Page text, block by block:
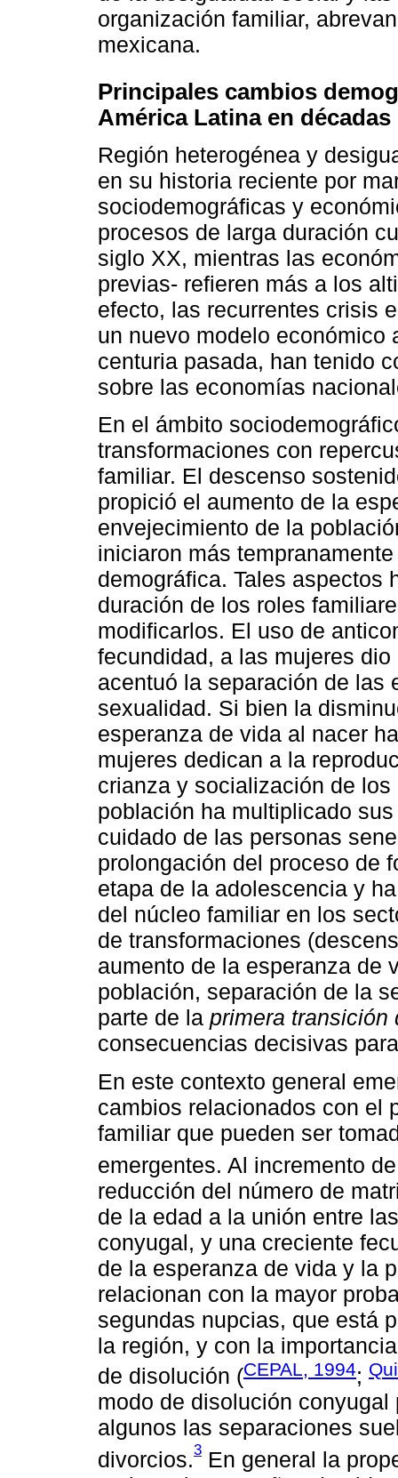
organización familiar,
mexicana.
Principales cambios
América Latina en
Región heterogénea y
en su historia reciente por
sociodemográficas y
procesos de larga duración
siglo XX, mientras las
previas- refieren más a los
efecto, las recurrentes crisis
un nuevo modelo económico
centuria pasada, han tenido
sobre las economías
En el ámbito
transformaciones con
familiar. El descenso
propició el aumento de la
envejecimiento de la
iniciaron más
demográfica. Tales aspectos
duración de los roles
modificarlos. El uso de
fecundidad, a las mujeres
acentuó la separación de las
sexualidad. Si bien la
esperanza de vida al nacer
mujeres dedican a la
crianza y socialización de
población ha multiplicado
cuidado de las personas
prolongación del proceso de
etapa de la adolescencia y
del núcleo familiar en los
de transformaciones
aumento de la esperanza de
población, separación de la
parte de la primera transición
consecuencias decisivas
En este contexto general
cambios relacionados con el
familiar que pueden ser
emergentes. Al incremento
reducción del número de
de la edad a la unión entre
conyugal, y una creciente
de la esperanza de vida y la
relacionan con la mayor
segundas nupcias, que está
la región, y con la
de disolución (CEPAL, 1994;
modo de disolución
algunos las separaciones
divorcios.3 En general la